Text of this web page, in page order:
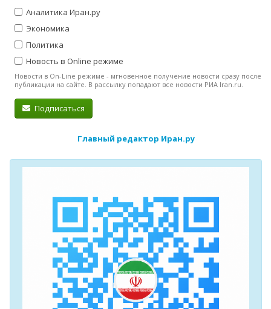
Аналитика Иран.ру
Экономика
Политика
Новость в Online режиме
Новости в On-Line режиме - мгновенное получение новости сразу после
публикации на сайте. В рассылку попадают все новости РИА Iran.ru.
Подписаться
Главный редактор Иран.ру